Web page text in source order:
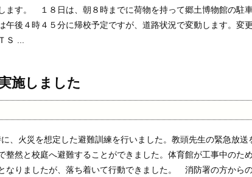
ます。 １８日は、朝８時までに荷物を持って郷土博物館の駐
後４時４５分に帰校予定ですが、道路状況で変動します。変
Ｓ ...
施しました
、火災を想定した避難訓練を行いました。教頭先生の緊急放送
整然と校庭へ避難することができました。体育館が工事中のため
なりましたが、落ち着いて行動できました。 消防署の方から